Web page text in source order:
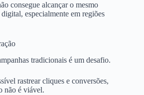
consegue alcançar o mesmo
especialmente em regiões
tradicionais é um desafio.
rastrear cliques e conversões,
não é viável.